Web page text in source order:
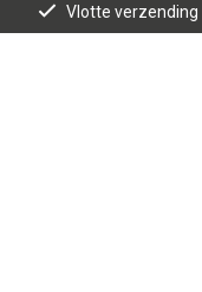
Vlotte verzending